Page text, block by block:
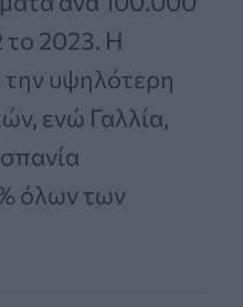
το 2023. Η
υψηλότερη
ενώ Γαλλία,
όλων των